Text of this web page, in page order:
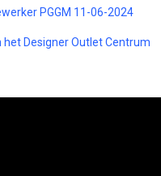
PGGM 11-06-2024
Designer Outlet Centrum